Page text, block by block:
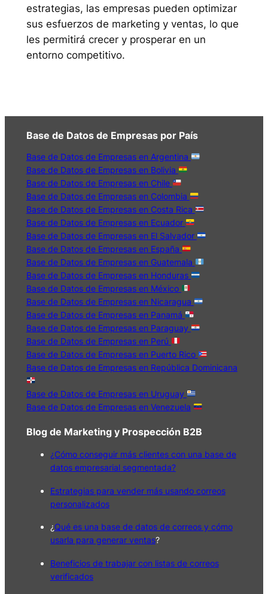
estrategias, las empresas pueden optimizar
sus esfuerzos de marketing y ventas, lo que
les permitirá crecer y prosperar en un
entorno competitivo.
Base de Datos de Empresas por País
Base de Datos de Empresas en Argentina
Base de Datos de Empresas en Bolivia
Base de Datos de Empresas en Chile
Base de Datos de Empresas en Colombia
Base de Datos de Empresas en Costa Rica
Base de Datos de Empresas en Ecuador
Base de Datos de Empresas en El Salvador
Base de Datos de Empresas en España
Base de Datos de Empresas en Guatemala
Base de Datos de Empresas en Honduras
Base de Datos de Empresas en México
Base de Datos de Empresas en Nicaragua
Base de Datos de Empresas en Panamá
Base de Datos de Empresas en Paraguay
Base de Datos de Empresas en Perú
Base de Datos de Empresas en Puerto Rico
Base de Datos de Empresas en República Dominicana
Base de Datos de Empresas en Uruguay
Base de Datos de Empresas en Venezuela
Blog de Marketing y Prospección B2B
¿Cómo conseguir más clientes con una base de
datos empresarial segmentada?
Estrategias para vender más usando correos
personalizados
¿Qué es una base de datos de correos y cómo
usarla para generar ventas?
Beneficios de trabajar con listas de correos
verificados